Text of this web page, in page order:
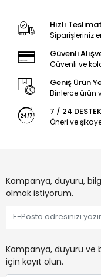
Hızlı Teslimat
Siparişleriniz
Güvenli
Güvenli ve
Geniş Ürün
Binlerce ürün
7 / 24 DESTEK
Öneri ve
Kampanya, duyuru,
olmak istiyorum.
Kampanya, duyuru ve
için kayıt olun.